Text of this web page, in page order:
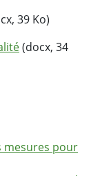
39 Ko)
(docx, 34
mesures pour